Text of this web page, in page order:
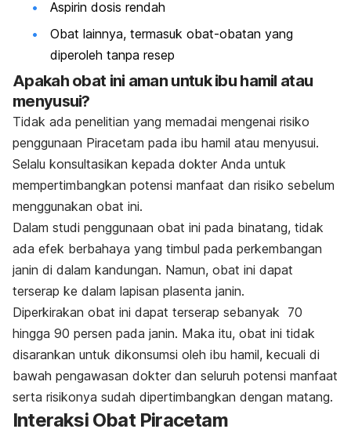
Aspirin dosis rendah
Obat lainnya, termasuk obat-obatan yang
diperoleh tanpa resep
Apakah obat ini aman untuk ibu hamil atau
menyusui?
Tidak ada penelitian yang memadai mengenai risiko
penggunaan Piracetam pada ibu hamil atau menyusui.
Selalu konsultasikan kepada dokter Anda untuk
mempertimbangkan potensi manfaat dan risiko sebelum
menggunakan obat ini.
Dalam studi penggunaan obat ini pada binatang, tidak
ada efek berbahaya yang timbul pada perkembangan
janin di dalam kandungan. Namun, obat ini dapat
terserap ke dalam lapisan plasenta janin.
Diperkirakan obat ini dapat terserap sebanyak 70
hingga 90 persen pada janin. Maka itu, obat ini tidak
disarankan untuk dikonsumsi oleh ibu hamil, kecuali di
bawah pengawasan dokter dan seluruh potensi manfaat
serta risikonya sudah dipertimbangkan dengan matang.
Interaksi Obat Piracetam